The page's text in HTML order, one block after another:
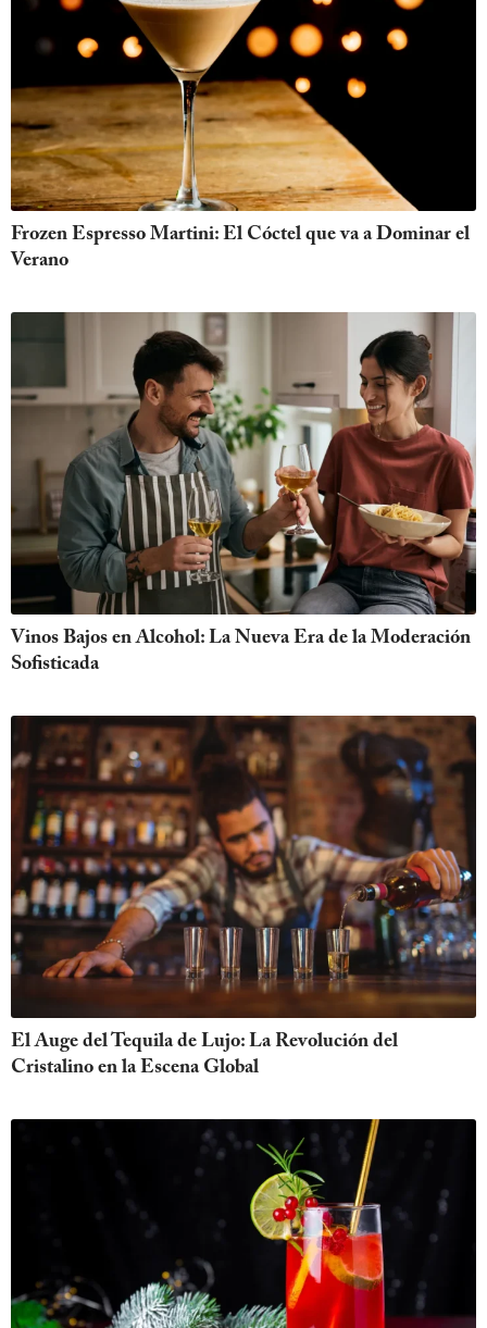
Frozen Espresso Martini: El Cóctel que va a Dominar el
Verano
Vinos Bajos en Alcohol: La Nueva Era de la Moderación
Sofisticada
El Auge del Tequila de Lujo: La Revolución del
Cristalino en la Escena Global